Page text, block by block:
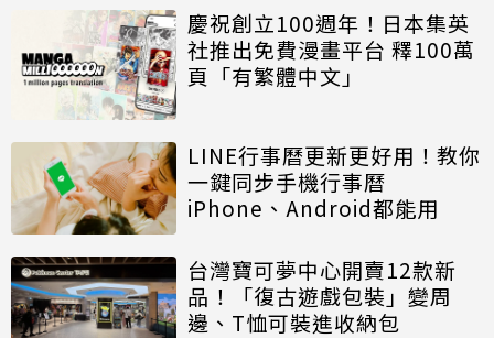
慶祝創立100週年！日本集英
社推出免費漫畫平台 釋100萬
頁「有繁體中文」
LINE行事曆更新更好用！教你
一鍵同步手機行事曆
iPhone、Android都能用
台灣寶可夢中心開賣12款新
品！「復古遊戲包裝」變周
邊、T恤可裝進收納包